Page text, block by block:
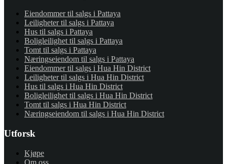
Eiendommer til salgs i Pattaya
Leiligheter til salgs i Pattaya
Hus til salgs i Pattaya
Boligleilighet til salgs i Pattaya
Tomt til salgs i Pattaya
Næringseiendom til salgs i Pattaya
Eiendommer til salgs i Hua Hin District
Leiligheter til salgs i Hua Hin District
Hus til salgs i Hua Hin District
Boligleilighet til salgs i Hua Hin District
Tomt til salgs i Hua Hin District
Næringseiendom til salgs i Hua Hin District
Utforsk
Kjøpe
Om oss